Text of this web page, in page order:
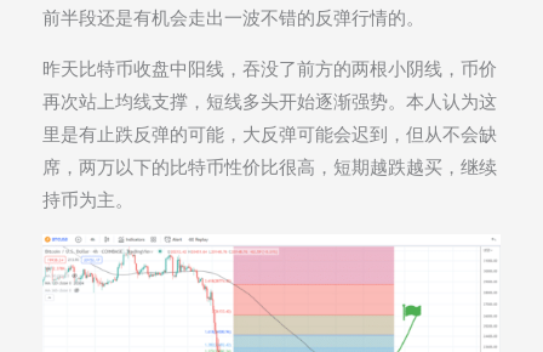
前半段还是有机会走出一波不错的反弹行情的。
昨天比特币收盘中阳线，吞没了前方的两根小阴线，币价
再次站上均线支撑，短线多头开始逐渐强势。本人认为这
里是有止跌反弹的可能，大反弹可能会迟到，但从不会缺
席，两万以下的比特币性价比很高，短期越跌越买，继续
持币为主。